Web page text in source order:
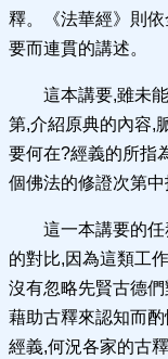
釋。《法華經》則
要而連貫的講述。
這本講要,雖未
第,介紹原典的內容,
要何在?經義的所指
個佛法的修證次第
這一本講要的
的對比,因為這類工
沒有忽略先賢古德
藉助古釋來認知而
經義,何況各家的古